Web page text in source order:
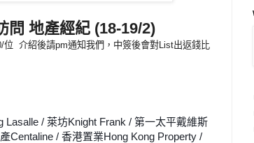
問 地產經紀 (18-19/2)
位 介紹後請pm通知我們，中簽後會對List出返錢比
Lasalle / 萊坊Knight Frank / 第一太平戴維斯
Centaline / 香港置業Hong Kong Property /